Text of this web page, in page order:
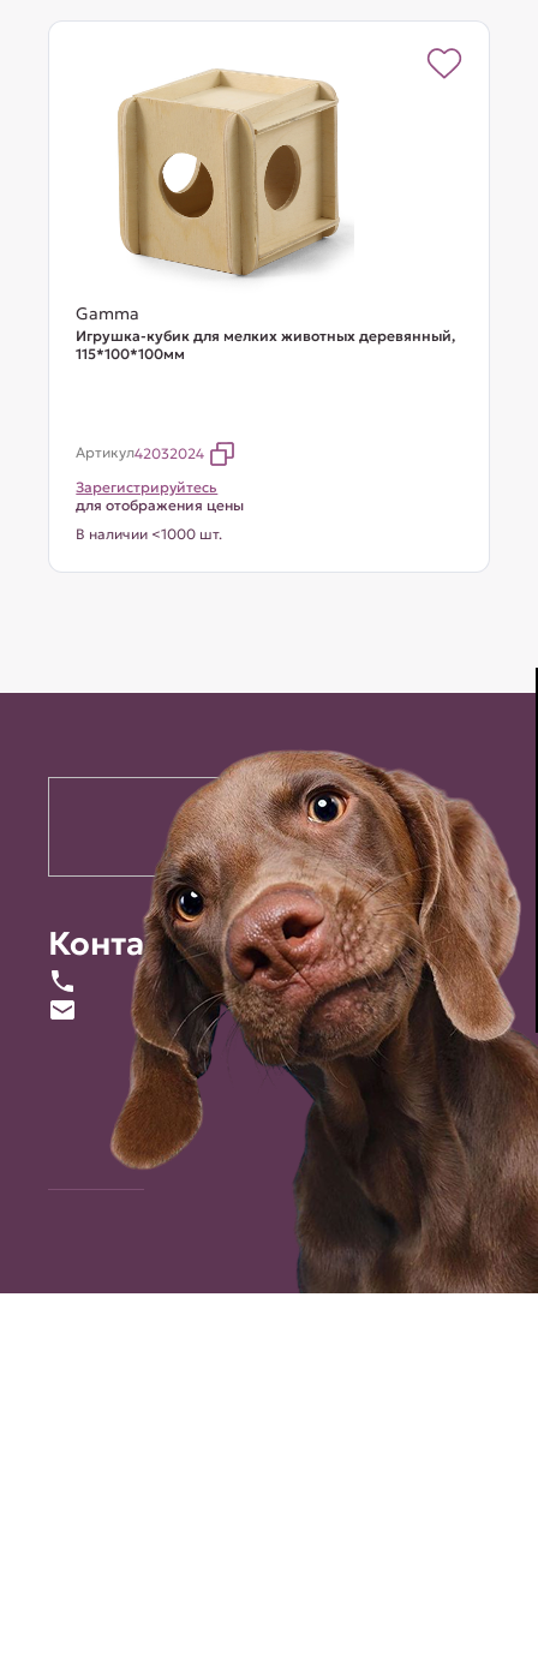
Gamma
Игрушка-кубик для мелких животных деревянный,
115*100*100мм
Артикул42032024
Зарегистрируйтесь
для отображения цены
В наличии <1000 шт.
Контакты